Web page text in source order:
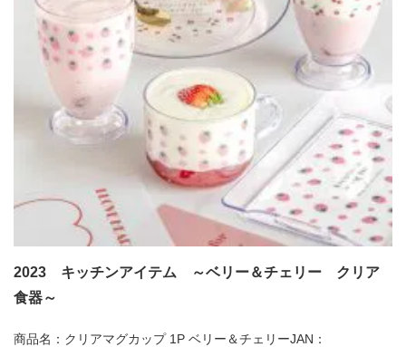
2023 キッチンアイテム ～ベリー＆チェリー クリア
食器～
商品名：クリアマグカップ 1P ベリー＆チェリーJAN：